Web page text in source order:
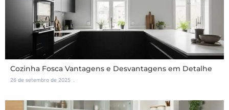
Cozinha Fosca Vantagens e Desvantagens em Detalhe
26 de setembro de 2025